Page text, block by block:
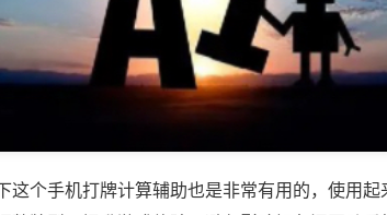
这个手机打牌计算辅助也是非常有用的，使用